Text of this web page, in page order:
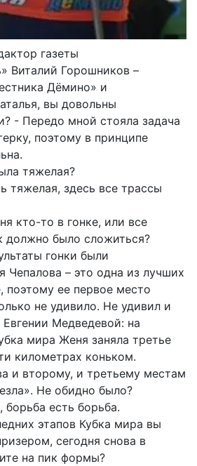
газеты
Виталий Горошников –
Дёмино» и
вы довольны
- Передо мной стояла задача
поэтому в принципе
тяжелая?
тяжелая, здесь все трассы
кто-то в гонке, или все
должно было сложиться?
гонки были
– это одна из лучших
поэтому ее первое место
не удивило. Не удивил и
Евгении Медведевой: на
мира Женя заняла третье
километрах коньком.
и второму, и третьему местам
Не обидно было?
борьба есть борьба.
этапов Кубка мира вы
сегодня снова в
на пик формы?